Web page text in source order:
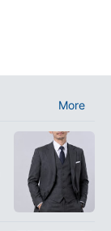
More